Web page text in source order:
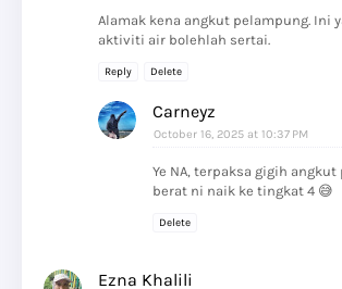
Alamak kena angkut pelampung. Ini
aktiviti air bolehlah sertai.
Reply Delete
Carneyz
October 16, 2025 at 10:37 PM
Ye NA, terpaksa gigih
berat ni naik ke tingkat 4 😅
Delete
Ezna Khalili